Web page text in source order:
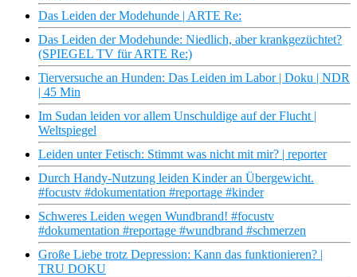
Das Leiden der Modehunde | ARTE Re:
Das Leiden der Modehunde: Niedlich, aber krankgezüchtet?
(SPIEGEL TV für ARTE Re:)
Tierversuche an Hunden: Das Leiden im Labor | Doku | NDR
| 45 Min
Im Sudan leiden vor allem Unschuldige auf der Flucht |
Weltspiegel
Leiden unter Fetisch: Stimmt was nicht mit mir? | reporter
Durch Handy-Nutzung leiden Kinder an Übergewicht.
#focustv #dokumentation #reportage #kinder
Schweres Leiden wegen Wundbrand! #focustv
#dokumentation #reportage #wundbrand #schmerzen
Große Liebe trotz Depression: Kann das funktionieren? |
TRU DOKU